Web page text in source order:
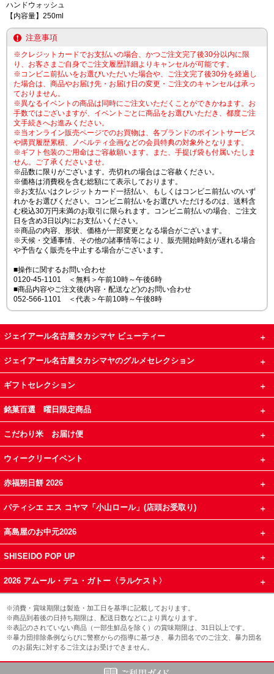
ハンドウォッシュ
【内容量】250ml
注意事項
※クレジットカードでお支払いの場合、かつご注文完了後30分以内に限
り、お客さまご自身でご注文履歴詳細よりキャンセルが可能です。
※コンビニ前払いをお選びいただいた場合や、ご注文完了後30分を経過し
た場合は、商品やお届け先・お届け日の変更・ご注文のキャンセルは承っ
ておりません。
※異なるイベントの商品は同時にご注文いただくことができかねます。お
手数ではございますが、イベントごとに商品をお選びいただき、都度ご注
文手続きへお進みください。
※当オンライン販売ページでのお買物は、各ブランドのポイントサービス
や購買履歴累積、ノベルティ企画などの会員特典の対象外となります。
※ギフト包装のご用命はご容赦願います。また、手提げ袋も付属いたしま
せん。ご了承くださいませ。
※品数に限りがございます。売切れの場合はご容赦ください。
※価格は消費税を含む総額にて表示しております。
※お支払いはクレジットカード一括払い、もしくはコンビニ前払いのいず
れかをお選びください。コンビニ前払いをお選びいただけるのは、送料含
む税込30万円未満のお取引に限られます。コンビニ前払いの場合、ご注文
日を含め3日以内にお支払いください。
※商品の内容、形状、価格が一部変更となる場合がございます。
※天候・交通事情、その他の諸事情等により、販売開始時刻が遅れる場合
や予告なく販売を中止する場合がございます。
■操作に関するお問い合わせ
0120-45-1101 ＜無料＞午前10時～午後6時
■商品内容やご注文後(内容・配送など)のお問い合わせ
052-566-1101 ＜代表＞午前10時～午後8時
ジェイアール名古屋タカシマヤ ビューティー
ジェイアール名古屋タカシマヤのグルメセレクション
ギフトセレクション
銘菓百選 曜日限定商品
こだわり米 お届け便
ウィークリーイベント
赤福朔日餅 2026
パティシエ エス コヤマ「小山ロール」(店頭お受取り)
高島屋のお中元2026
SHISEIDO POP UP
2026 アムール・デュ・ガトー〈ラルケスト〉
※消費・賞味期限は製造・加工日を基準に記載しております。
※商品到着後の日持ち期限は、配送日数などにより異なります。
※表記のされていない商品（一部生鮮品を除く）の賞味期限は、31日以上です。
※暴力団排除条例ならびに警察からの指導に基づき、暴力団名でのご注文、暴力団名
のお届先に対するご注文はお受けできません。